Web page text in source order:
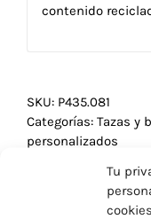
Tu
contenido
SKU: P435.081
Categorías: Tazas y
personalizados